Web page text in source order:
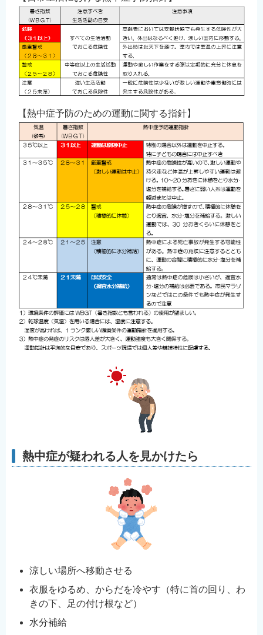
【熱中症予防のための運動に関する指針】
熱中症が疑われる人を見かけたら
涼しい場所へ移動させる
衣服をゆるめ、からだを冷やす（特に首の回り、わ
きの下、足の付け根など）
水分補給